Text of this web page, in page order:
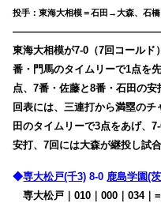
投手：東海大相模＝石田→大森、石
東海大相模が7-0（7回コール
番・門馬のタイムリーで1点を
点、7番・佐藤と8番・石田の
回表には、三連打から満塁の
田のタイムリーで3点をあげ、
安打、7回には大森が継投し試合
◆専大松戸(千3) 8-0 鹿島学園(
専大松戸｜010｜000｜034｜